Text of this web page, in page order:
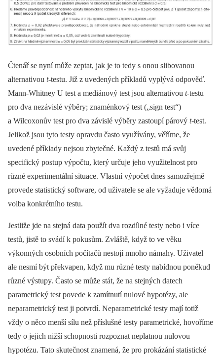
Čtenář se nyní může zeptat, jak je to tedy s onou slibovanou
alternativou t‑testu. Již z uvedených příkladů vyplývá odpověď.
Mann‑Whitney U test a mediánový test jsou alternativou t‑testu
pro dva nezávislé výběry; znaménkový test („sign test“)
a Wilcoxonův test pro dva závislé výběry zastoupí párový t‑test.
Jelikož jsou tyto testy opravdu často využívány, věříme, že
uvedené příklady nejsou zbytečné. Každý z testů má svůj
specifický postup výpočtu, který určuje jeho využitelnost pro
různé experimentální situace. Vlastní výpočet dnes samozřejmě
provede statistický software, od uživatele se ale vyžaduje vědomá
volba konkrétního testu.
Jestliže jde na stejná data použít dva rozdílné testy nebo i více
testů, jistě to svádí k pokusům. Zvláště, když to ve věku
výkonných osobních počítačů nestojí mnoho námahy. Uživatel
ale nesmí být překvapen, když mu různé testy nabídnou poněkud
různé výstupy. Často se může stát, že na stejných datech
parametrický test povede k zamítnutí nulové hypotézy, ale
neparametrický test ji potvrdí. Neparametrické testy mají totiž
vždy o něco menší sílu než příslušné testy parametrické, hovoříme
tedy o jejich nižší schopnosti rozpoznat neplatnou nulovou
hypotézu. Tato skutečnost znamená, že pro prokázání statistické